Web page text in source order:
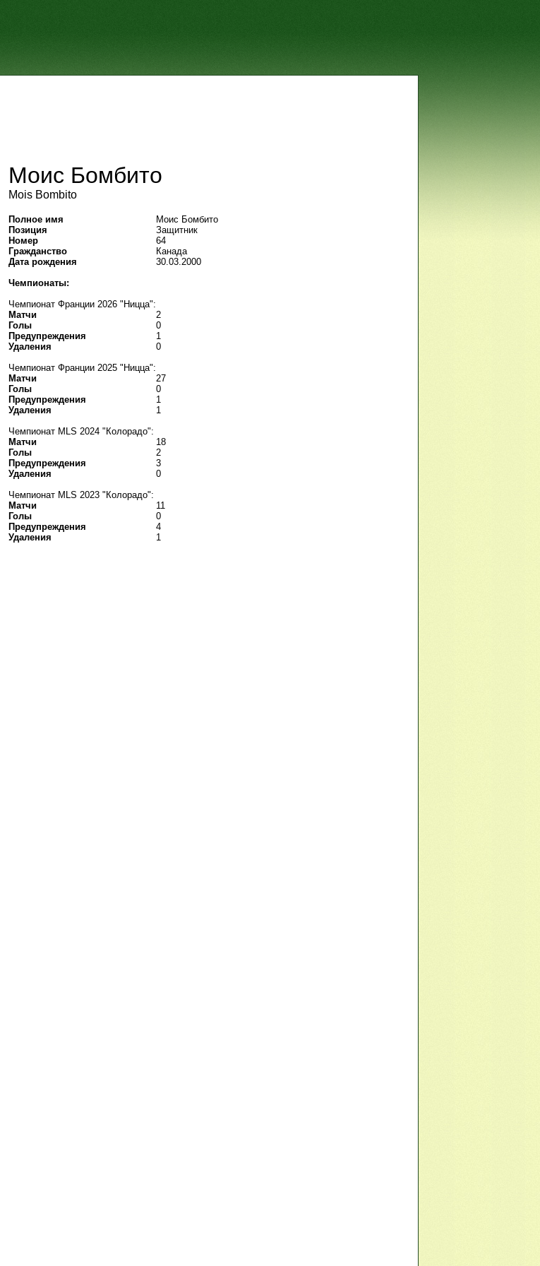
Моис Бомбито
Mois Bombito
Полное имя
Моис Бомбито
Позиция
Защитник
Номер
64
Гражданство
Канада
Дата рождения
30.03.2000
Чемпионаты:
Чемпионат Франции 2026 "Ницца":
Матчи
2
Голы
0
Предупреждения
1
Удаления
0
Чемпионат Франции 2025 "Ницца":
Матчи
27
Голы
0
Предупреждения
1
Удаления
1
Чемпионат MLS 2024 "Колорадо":
Матчи
18
Голы
2
Предупреждения
3
Удаления
0
Чемпионат MLS 2023 "Колорадо":
Матчи
11
Голы
0
Предупреждения
4
Удаления
1